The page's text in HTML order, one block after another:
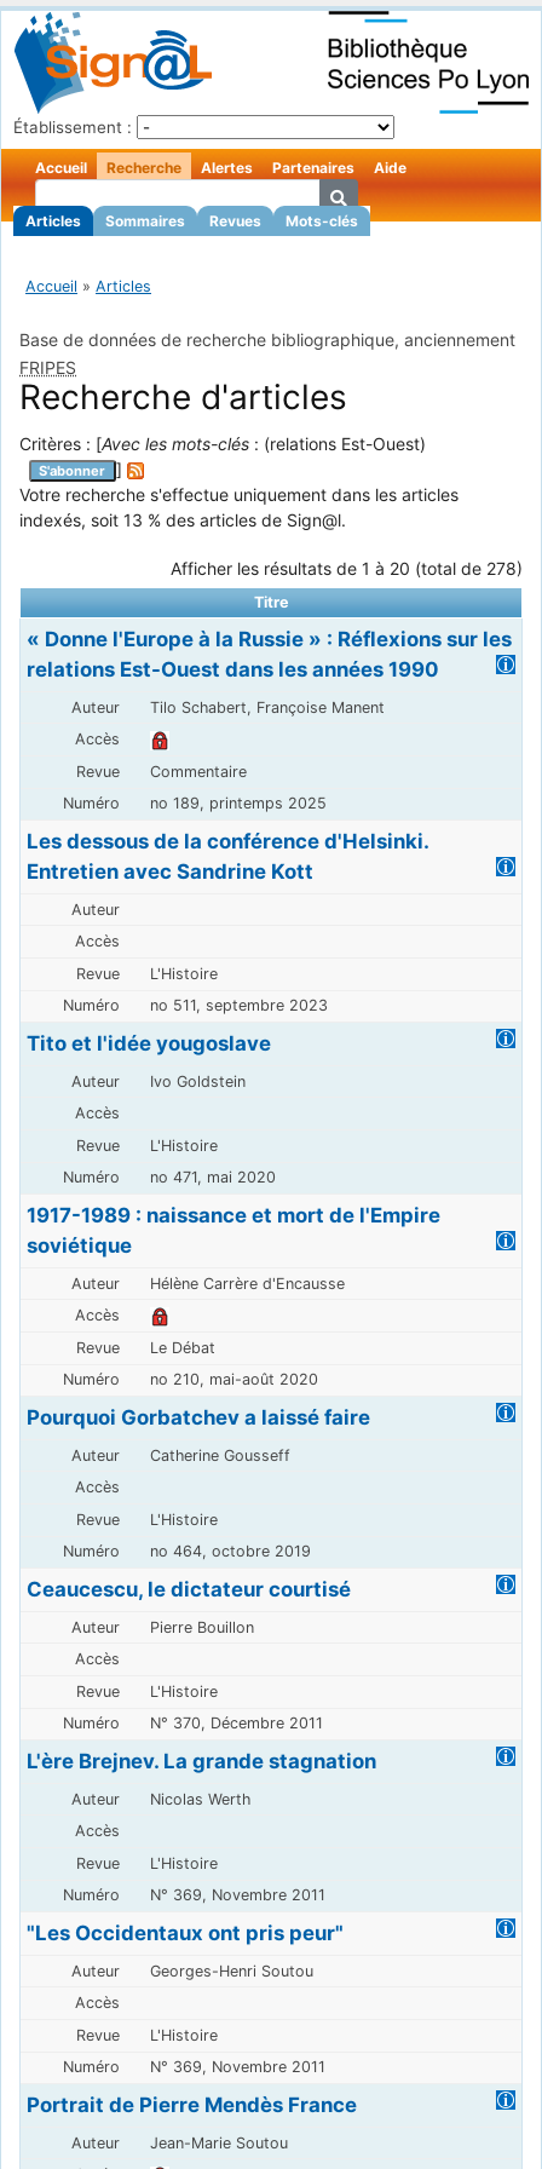
Établissement :
Accueil Recherche
Articles Sommaires Revues Mots-clés
Alertes Partenaires Aide
Accueil » Articles
Base de données de recherche bibliographique, anciennement
FRIPES
Recherche d'articles
Critères : [Avec les mots-clés : (relations Est-Ouest)
S'abonner
]
Votre recherche s'effectue uniquement dans les articles
indexés, soit 13 % des articles de Sign@l.
Afficher les résultats de 1 à 20 (total de 278)
Titre
« Donne l'Europe à la Russie » : Réflexions sur les
relations Est-Ouest dans les années 1990
Tilo Schabert, Françoise Manent
Commentaire
no 189, printemps 2025
Les dessous de la conférence d'Helsinki.
Entretien avec Sandrine Kott
L'Histoire
no 511, septembre 2023
Tito et l'idée yougoslave
Ivo Goldstein
L'Histoire
no 471, mai 2020
1917-1989 : naissance et mort de l'Empire
soviétique
Hélène Carrère d'Encausse
Le Débat
no 210, mai-août 2020
Pourquoi Gorbatchev a laissé faire
Catherine Gousseff
L'Histoire
no 464, octobre 2019
Ceaucescu, le dictateur courtisé
Pierre Bouillon
L'Histoire
N° 370, Décembre 2011
L'ère Brejnev. La grande stagnation
Nicolas Werth
L'Histoire
N° 369, Novembre 2011
"Les Occidentaux ont pris peur"
Georges-Henri Soutou
L'Histoire
N° 369, Novembre 2011
Portrait de Pierre Mendès France
Jean-Marie Soutou